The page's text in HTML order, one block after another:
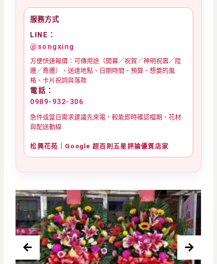
服務方式
LINE：
@songxing
方便快速報價：可傳用途（開幕／祝賀／神明祝壽／陞
遷／喬遷）、送達地點、日期時間、預算、想要的風
格、卡片祝詞與落款
電話：
0989-932-306
急件或當日需求建議先來電，較能即時確認檔期、花材
與配送動線
松興花苑｜Google 超百則五星評論優質店家